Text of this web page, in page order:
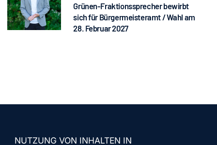
Grünen-Fraktionssprecher bewirbt
sich für Bürgermeisteramt / Wahl am
28. Februar 2027
NUTZUNG VON INHALTEN IN